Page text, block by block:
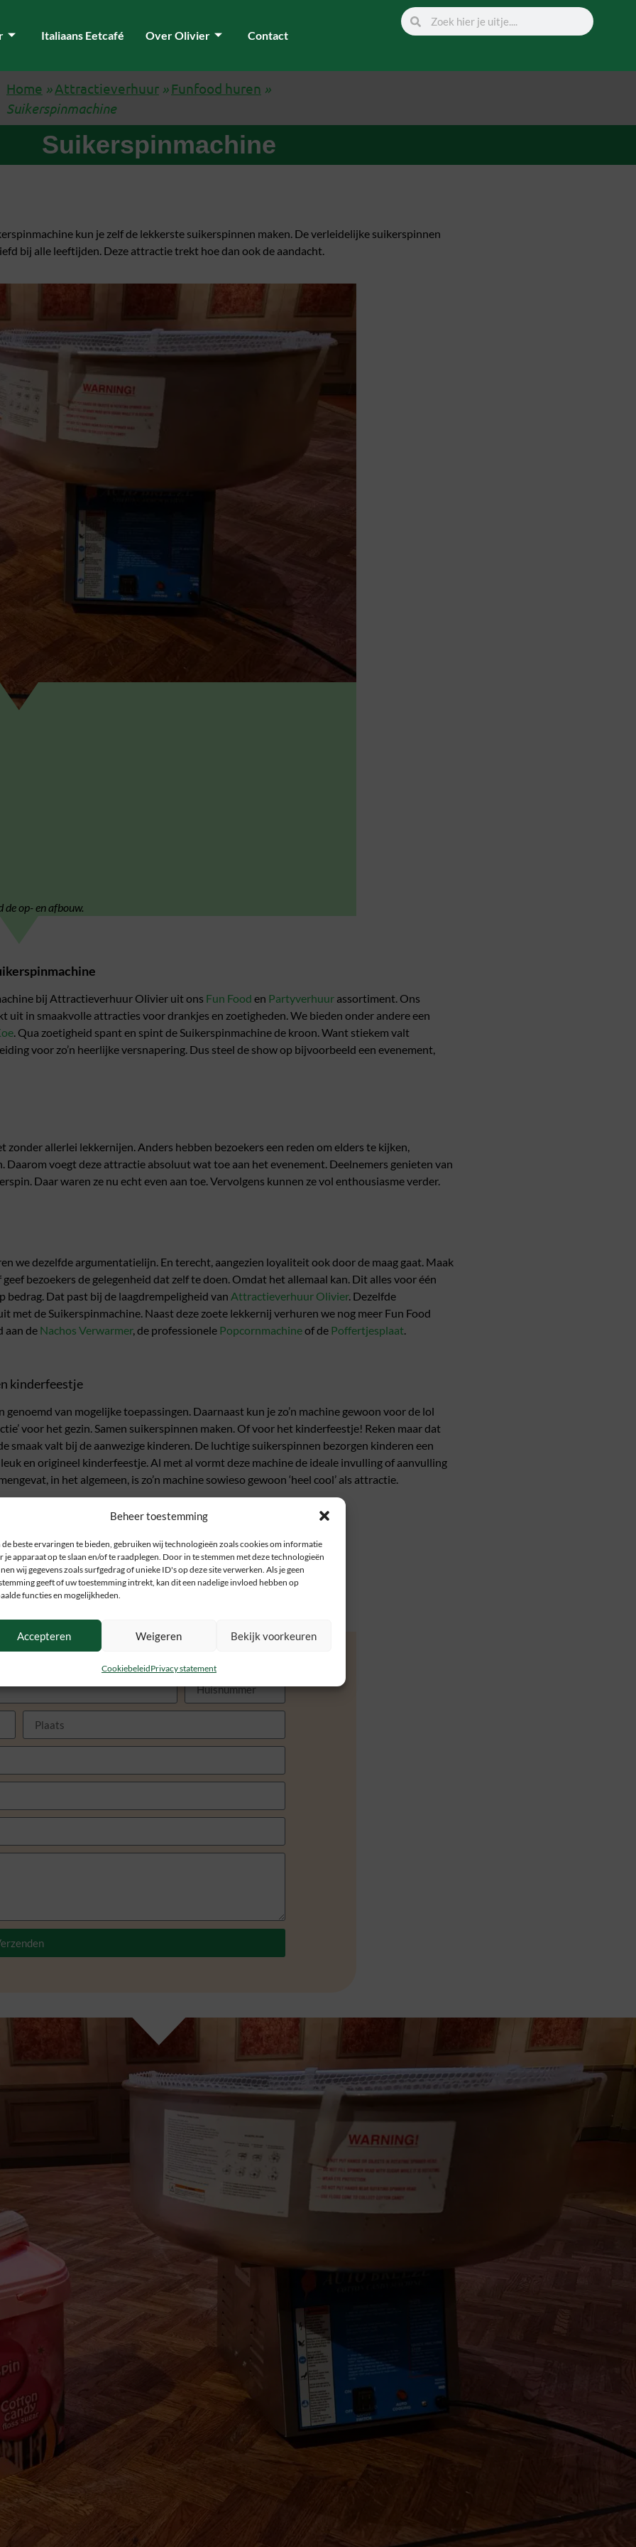
Beheer toestemming
de beste ervaringen te bieden, gebruiken wij technologieën zoals cookies om informatie
je apparaat op te slaan en/of te raadplegen. Door in te stemmen met deze technologieën
wij gegevens zoals surfgedrag of unieke ID's op deze site verwerken. Als je geen
geeft of uw toestemming intrekt, kan dit een nadelige invloed hebben op
functies en mogelijkheden.
Accepteren Weigeren Bekijk voorkeuren
CookiebeleidPrivacy statement
Italiaans Eetcafé Over Olivier Contact
Home »Attractieverhuur » Funfood huren »
Suikerspinmachine
Suikerspinmachine
kun je zelf de lekkerste suikerspinnen maken. De verleidelijke suikerspinnen
bij alle leeftijden. Deze attractie trekt hoe dan ook de aandacht.
op- en afbouw.
bij Attractieverhuur Olivier uit ons Fun Food en Partyverhuur assortiment. Ons
in smaakvolle attracties voor drankjes en zoetigheden. We bieden onder andere een
. Qua zoetigheid spant en spint de Suikerspinmachine de kroon. Want stiekem valt
voor zo’n heerlijke versnapering. Dus steel de show op bijvoorbeeld een evenement,
zonder allerlei lekkernijen. Anders hebben bezoekers een reden om elders te kijken,
Daarom voegt deze attractie absoluut wat toe aan het evenement. Deelnemers genieten van
Daar waren ze nu echt even aan toe. Vervolgens kunnen ze vol enthousiasme verder.
we dezelfde argumentatielijn. En terecht, aangezien loyaliteit ook door de maag gaat. Maak
bezoekers de gelegenheid dat zelf te doen. Omdat het allemaal kan. Dit alles voor één
bedrag. Dat past bij de laagdrempeligheid van Attractieverhuur Olivier. Dezelfde
met de Suikerspinmachine. Naast deze zoete lekkernij verhuren we nog meer Fun Food
aan de Nachos Verwarmer, de professionele Popcornmachineof de Poffertjesplaat.
kinderfeestje
van mogelijke toepassingen. Daarnaast kun je zo’n machine gewoon voor de lol
voor het gezin. Samen suikerspinnen maken. Of voor het kinderfeestje! Reken maar dat
smaak valt bij de aanwezige kinderen. De luchtige suikerspinnen bezorgen kinderen een
en origineel kinderfeestje. Al met al vormt deze machine de ideale invulling of aanvulling
in het algemeen, is zo’n machine sowieso gewoon ‘heel cool’ als attractie.
naar wens